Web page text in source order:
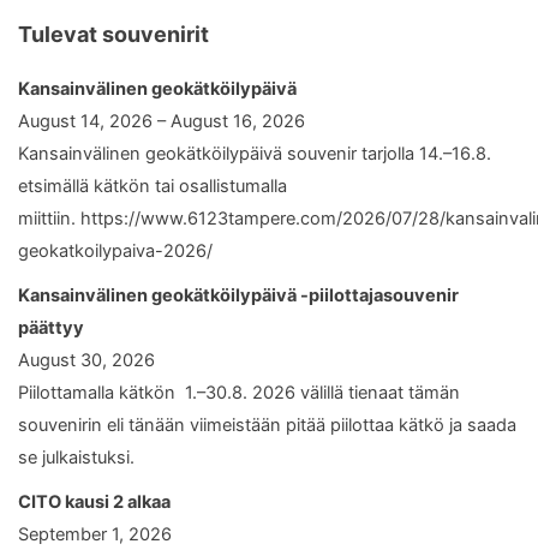
Tulevat souvenirit
Kansainvälinen geokätköilypäivä
August 14, 2026 – August 16, 2026
Kansainvälinen geokätköilypäivä souvenir tarjolla 14.–16.8.
etsimällä kätkön tai osallistumalla
miittiin. https://www.6123tampere.com/2026/07/28/
geokatkoilypaiva-2026/
Kansainvälinen geokätköilypäivä -piilottajasouvenir
päättyy
August 30, 2026
Piilottamalla kätkön 1.–30.8. 2026 välillä tienaat tämän
souvenirin eli tänään viimeistään pitää piilottaa kätkö ja saada
se julkaistuksi.
CITO kausi 2 alkaa
September 1, 2026